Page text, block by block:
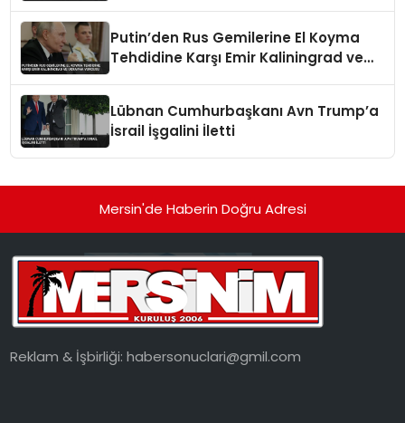
Putin’den Rus Gemilerine El Koyma
Tehdidine Karşı Emir Kaliningrad ve
Lübnan Cumhurbaşkanı Avn Trump’a
İsrail İşgalini İletti
Mersin'de Haberin Doğru Adresi
Reklam & İşbirliği:habersonuclari@gmil.com